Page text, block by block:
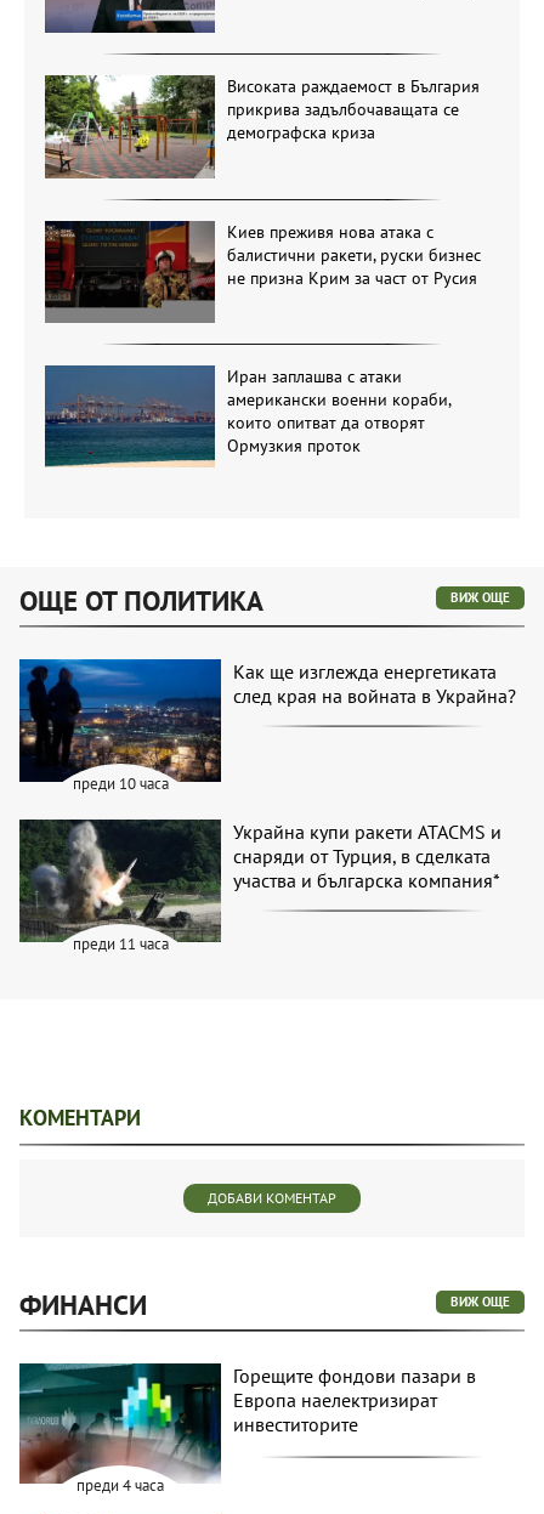
Високата раждаемост в България
прикрива задълбочаващата се
демографска криза
Киев преживя нова атака с
балистични ракети, руски бизнес
не призна Крим за част от Русия
Иран заплашва с атаки
американски военни кораби,
които опитват да отворят
Ормузкия проток
ОЩЕ ОТ ПОЛИТИКА ВИЖ ОЩЕ
преди 10 часа
Как ще изглежда енергетиката
след края на войната в Украйна?
преди 11 часа
Украйна купи ракети ATACMS и
снаряди от Турция, в сделката
участва и българска компания*
КОМЕНТАРИ
ДОБАВИ КОМЕНТАР
ФИНАНСИ ВИЖ ОЩЕ
преди 4 часа
Горещите фондови пазари в
Европа наелектризират
инвеститорите